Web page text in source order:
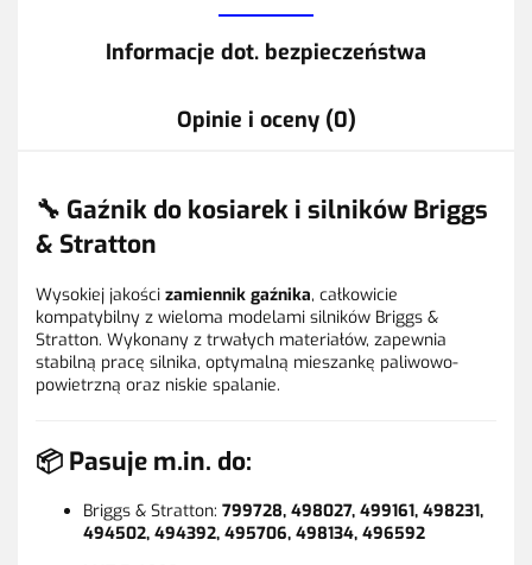
Informacje dot. bezpieczeństwa
Opinie i oceny (0)
🔧 Gaźnik do kosiarek i silników Briggs
& Stratton
Wysokiej jakości zamiennik gaźnika, całkowicie
kompatybilny z wieloma modelami silników Briggs &
Stratton. Wykonany z trwałych materiałów, zapewnia
stabilną pracę silnika, optymalną mieszankę paliwowo-
powietrzną oraz niskie spalanie.
📦 Pasuje m.in. do:
Briggs & Stratton: 799728, 498027, 499161, 498231,
494502, 494392, 495706, 498134, 496592